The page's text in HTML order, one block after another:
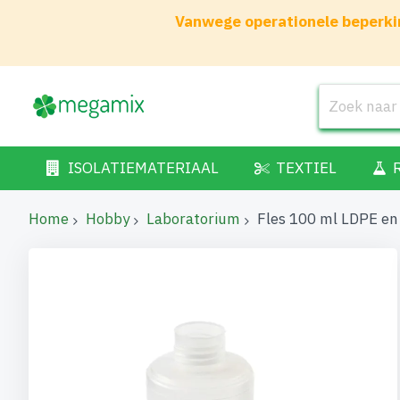
Vanwege operationele
ISOLATIEMATERIAAL TEXTIEL
Home Hobby Laboratorium Fles 100 ml LDPE